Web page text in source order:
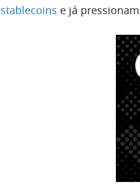
stablecoins e já